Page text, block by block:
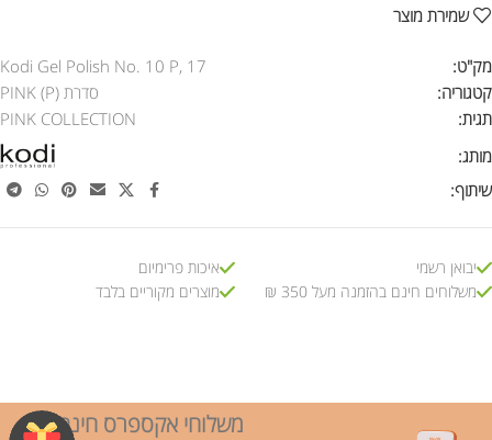
שמירת מוצר
מק"ט:
Kodi Gel Polish No. 10 P, 17
קטגוריה:
סדרת PINK (P)
תגית:
PINK COLLECTION
מותג:
שיתוף:
יבואן רשמי
משלוחים חינם בהזמנה מעל 350 ₪
איכות פרימיום
מוצרים מקוריים בלבד
משלוחי אקספרס חינם!